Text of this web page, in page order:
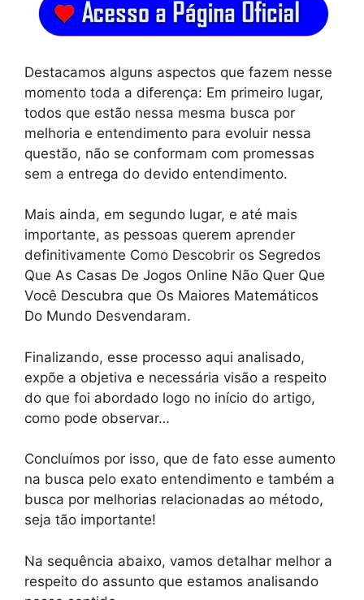
Destacamos alguns aspectos que fazem nesse
momento toda a diferença: Em primeiro lugar,
todos que estão nessa mesma busca por
melhoria e entendimento para evoluir nessa
questão, não se conformam com promessas
sem a entrega do devido entendimento.
Mais ainda, em segundo lugar, e até mais
importante, as pessoas querem aprender
definitivamente Como Descobrir os Segredos
Que As Casas De Jogos Online Não Quer Que
Você Descubra que Os Maiores Matemáticos
Do Mundo Desvendaram.
Finalizando, esse processo aqui analisado,
expõe a objetiva e necessária visão a respeito
do que foi abordado logo no início do artigo,
como pode observar…
Concluímos por isso, que de fato esse aumento
na busca pelo exato entendimento e também a
busca por melhorias relacionadas ao método,
seja tão importante!
Na sequência abaixo, vamos detalhar melhor a
respeito do assunto que estamos analisando